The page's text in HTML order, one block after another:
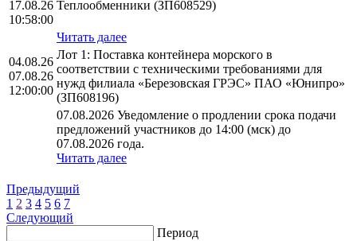
17.08.26
10:58:00
Теплообменники (ЗП608529)
Читать далее
04.08.26
07.08.26
12:00:00
Лот 1: Поставка контейнера морского в
соответствии с техническими требованиями для
нужд филиала «Березовская ГРЭС» ПАО «Юнипро»
(ЗП608196)
07.08.2026 Уведомление о продлении срока подачи
предложений участников до 14:00 (мск) до
07.08.2026 года.
Читать далее
Предыдущий
1 2 3 4 5 6 7
Следующий
Период